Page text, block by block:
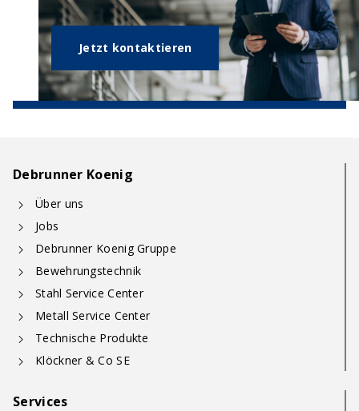
Jetzt kontaktieren
Debrunner Koenig
Über uns
Jobs
Debrunner Koenig Gruppe
Bewehrungstechnik
Stahl Service Center
Metall Service Center
Technische Produkte
Klöckner & Co SE
Services